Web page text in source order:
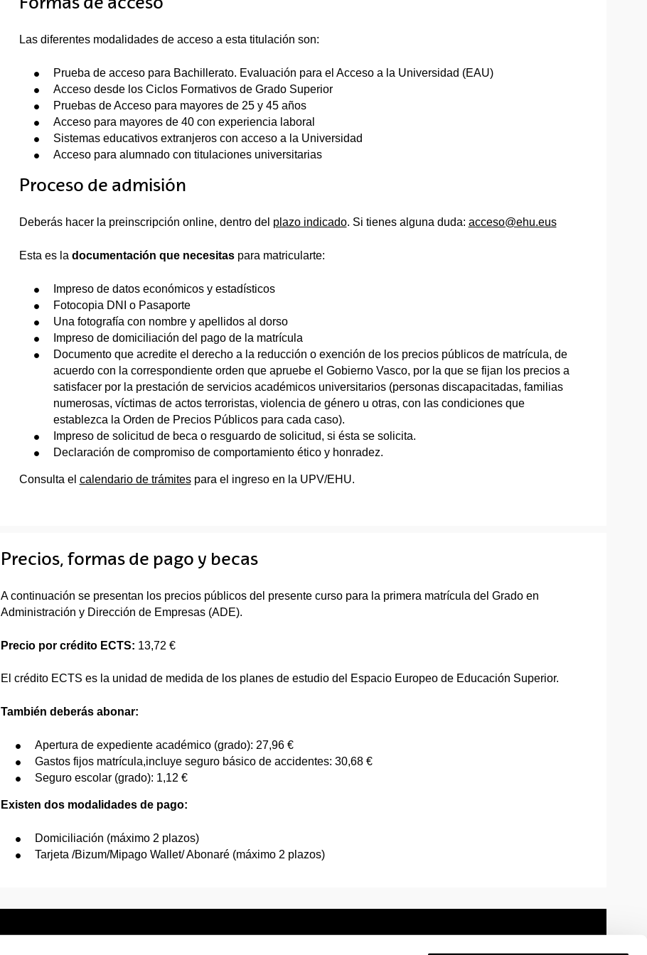
Las diferentes modalidades de acceso a esta titulación son:
Prueba de acceso para Bachillerato. Evaluación para el Acceso a la Universidad (EAU)
Acceso desde los Ciclos Formativos de Grado Superior
Pruebas de Acceso para mayores de 25 y 45 años
Acceso para mayores de 40 con experiencia laboral
Sistemas educativos extranjeros con acceso a la Universidad
Acceso para alumnado con titulaciones universitarias
Proceso de admisión
Deberás hacer la preinscripción online, dentro del plazo indicado. Si tienes alguna duda: acceso@ehu.eus
Esta es la documentación que necesitas para matricularte:
Impreso de datos económicos y estadísticos
Fotocopia DNI o Pasaporte
Una fotografía con nombre y apellidos al dorso
Impreso de domiciliación del pago de la matrícula
Documento que acredite el derecho a la reducción o exención de los precios públicos de matrícula, de
acuerdo con la correspondiente orden que apruebe el Gobierno Vasco, por la que se fijan los precios a
satisfacer por la prestación de servicios académicos universitarios (personas discapacitadas, familias
numerosas, víctimas de actos terroristas, violencia de género u otras, con las condiciones que
establezca la Orden de Precios Públicos para cada caso).
Impreso de solicitud de beca o resguardo de solicitud, si ésta se solicita.
Declaración de compromiso de comportamiento ético y honradez.
Consulta el calendario de trámitespara el ingreso en la UPV/EHU.
Precios, formas de pago y becas
A continuación se presentan los precios públicos del presente curso para la primera matrícula del Grado en
Administración y Dirección de Empresas (ADE).
Precio por crédito ECTS: 13,72 €
El crédito ECTS es la unidad de medida de los planes de estudio del Espacio Europeo de Educación Superior.
También deberás abonar:
Apertura de expediente académico (grado): 27,96 €
Gastos fijos matrícula,incluye seguro básico de accidentes: 30,68 €
Seguro escolar (grado): 1,12 €
Existen dos modalidades de pago:
Domiciliación (máximo 2 plazos)
Tarjeta /Bizum/Mipago Wallet/ Abonaré (máximo 2 plazos)